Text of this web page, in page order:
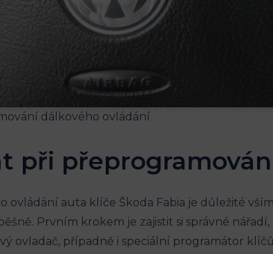
při
ovládání auta klíče Škoda Fabia je důležité
Prvním krokem je zajistit si správné
ovladač, případně i speciální programátor